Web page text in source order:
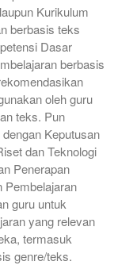
Kurikulum
berbasis teks
Dasar
berbasis
oleh guru
teks. Pun
Keputusan
dan Teknologi
Penerapan
Pembelajaran
guru untuk
yang relevan
termasuk
genre/teks.